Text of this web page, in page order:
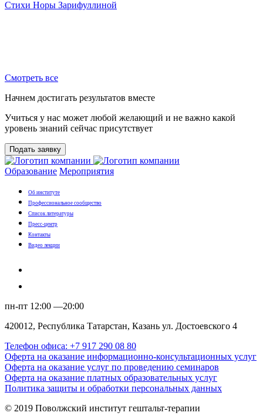
Стихи Норы Зарифуллиной
Смотреть все
Начнем достигать результатов вместе
Учиться у нас может любой желающий и не важно какой
уровень знаний сейчас присутствует
Подать заявку
Образование Мероприятия
Об институте
Профессиональное сообщество
Список литературы
Пресс-центр
Контакты
Видео лекции
пн-пт 12:00 —20:00
420012, Республика Татарстан, Казань ул. Достоевского 4
Телефон офиса: +7 917 290 08 80
Оферта на оказание информационно-консультационных услуг
Оферта на оказание услуг по проведению семинаров
Оферта на оказание платных образовательных услуг
Политика защиты и обработки персональных данных
© 2019 Поволжский институт гештальт-терапии